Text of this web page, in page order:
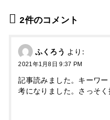
2件のコメント
ふくろう より:
2021年1月8日 9:37 PM
記事読みました。キーワ
考になりました。さっそく